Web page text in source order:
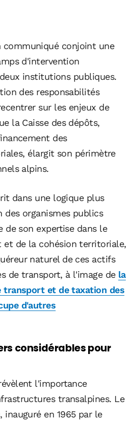
communiqué conjoint une
d'intervention
institutions publiques.
des responsabilités
sur les enjeux de
la Caisse des dépôts,
des
élargit son périmètre
alpins.
dans une logique plus
des organismes publics
de son expertise dans le
et de la cohésion territoriale,
naturel de ces actifs
de transport, à l'image de la
transport et de taxation des
d'autres
considérables pour
l'importance
transalpines. Le
en 1965 par le